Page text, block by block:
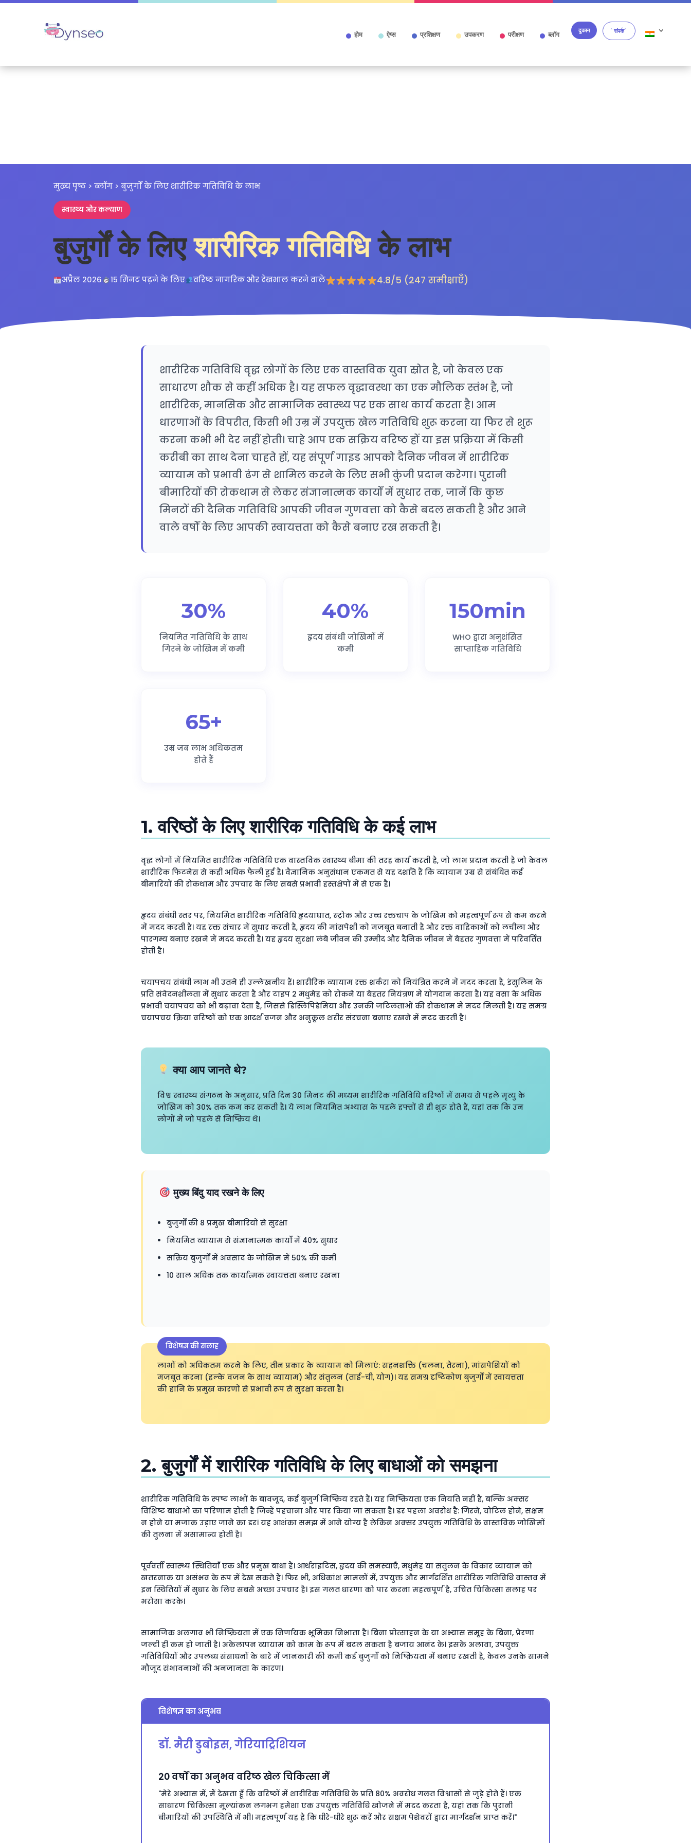
होम ऐप्स प्रशिक्षण उपकरण परीक्षण ब्लॉग दुकान `संपर्क`
मुख्य पृष्ठ > ब्लॉग > बुजुर्गों के लिए शारीरिक गतिविधि के लाभ
स्वास्थ्य और कल्याण
बुजुर्गों के लिएशारीरिक गतिविधिके लाभ
अप्रैल 2026 15 मिनट पढ़ने के लिए वरिष्ठ नागरिक और देखभाल करने वाले 4.8/5 (247 समीक्षाएँ)
शारीरिक गतिविधि वृद्ध लोगों के लिए एक वास्तविक युवा स्रोत है, जो केवल एक
साधारण शौक से कहीं अधिक है। यह सफल वृद्धावस्था का एक मौलिक स्तंभ है, जो
शारीरिक, मानसिक और सामाजिक स्वास्थ्य पर एक साथ कार्य करता है। आम
धारणाओं के विपरीत, किसी भी उम्र में उपयुक्त खेल गतिविधि शुरू करना या फिर से शुरू
करना कभी भी देर नहीं होती। चाहे आप एक सक्रिय वरिष्ठ हों या इस प्रक्रिया में किसी
करीबी का साथ देना चाहते हों, यह संपूर्ण गाइड आपको दैनिक जीवन में शारीरिक
व्यायाम को प्रभावी ढंग से शामिल करने के लिए सभी कुंजी प्रदान करेगा। पुरानी
बीमारियों की रोकथाम से लेकर संज्ञानात्मक कार्यों में सुधार तक, जानें कि कुछ
मिनटों की दैनिक गतिविधि आपकी जीवन गुणवत्ता को कैसे बदल सकती है और आने
वाले वर्षों के लिए आपकी स्वायत्तता को कैसे बनाए रख सकती है।
30%
नियमित गतिविधि के साथ
गिरने के जोखिम में कमी
40%
हृदय संबंधी जोखिमों में
कमी
150min
WHO द्वारा अनुशंसित
साप्ताहिक गतिविधि
65+
उम्र जब लाभ अधिकतम
होते हैं
1. वरिष्ठों के लिए शारीरिक गतिविधि के कई लाभ
वृद्ध लोगों में नियमित शारीरिक गतिविधि एक वास्तविक स्वास्थ्य बीमा की तरह कार्य करती है, जो लाभ प्रदान करती है जो केवल
शारीरिक फिटनेस से कहीं अधिक फैली हुई है। वैज्ञानिक अनुसंधान एकमत से यह दर्शाते हैं कि व्यायाम उम्र से संबंधित कई
बीमारियों की रोकथाम और उपचार के लिए सबसे प्रभावी हस्तक्षेपों में से एक है।
हृदय संबंधी स्तर पर, नियमित शारीरिक गतिविधि हृदयाघात, स्ट्रोक और उच्च रक्तचाप के जोखिम को महत्वपूर्ण रूप से कम करने
में मदद करती है। यह रक्त संचार में सुधार करती है, हृदय की मांसपेशी को मजबूत बनाती है और रक्त वाहिकाओं को लचीला और
पारगम्य बनाए रखने में मदद करती है। यह हृदय सुरक्षा लंबे जीवन की उम्मीद और दैनिक जीवन में बेहतर गुणवत्ता में परिवर्तित
होती है।
चयापचय संबंधी लाभ भी उतने ही उल्लेखनीय हैं। शारीरिक व्यायाम रक्त शर्करा को नियंत्रित करने में मदद करता है, इंसुलिन के
प्रति संवेदनशीलता में सुधार करता है और टाइप 2 मधुमेह को रोकने या बेहतर नियंत्रण में योगदान करता है। यह वसा के अधिक
प्रभावी चयापचय को भी बढ़ावा देता है, जिससे डिस्लिपिडेमिया और उनकी जटिलताओं की रोकथाम में मदद मिलती है। यह समग्र
चयापचय क्रिया वरिष्ठों को एक आदर्श वजन और अनुकूल शरीर संरचना बनाए रखने में मदद करती है।
क्या आप जानते थे?
विश्व स्वास्थ्य संगठन के अनुसार, प्रति दिन 30 मिनट की मध्यम शारीरिक गतिविधि वरिष्ठों में समय से पहले मृत्यु के
जोखिम को 30% तक कम कर सकती है। ये लाभ नियमित अभ्यास के पहले हफ्तों से ही शुरू होते हैं, यहां तक कि उन
लोगों में जो पहले से निष्क्रिय थे।
मुख्य बिंदु याद रखने के लिए
बुजुर्गों की 8 प्रमुख बीमारियों से सुरक्षा
नियमित व्यायाम से संज्ञानात्मक कार्यों में 40% सुधार
सक्रिय बुजुर्गों में अवसाद के जोखिम में 50% की कमी
10 साल अधिक तक कार्यात्मक स्वायत्तता बनाए रखना
विशेषज्ञ की सलाह
लाभों को अधिकतम करने के लिए, तीन प्रकार के व्यायाम को मिलाएं: सहनशक्ति (चलना, तैरना), मांसपेशियों को
मजबूत करना (हल्के वजन के साथ व्यायाम) और संतुलन (ताई-ची, योग)। यह समग्र दृष्टिकोण बुजुर्गों में स्वायत्तता
की हानि के प्रमुख कारणों से प्रभावी रूप से सुरक्षा करता है।
2. बुजुर्गों में शारीरिक गतिविधि के लिए बाधाओं को समझना
शारीरिक गतिविधि के स्पष्ट लाभों के बावजूद, कई बुजुर्ग निष्क्रिय रहते हैं। यह निष्क्रियता एक नियति नहीं है, बल्कि अक्सर
विशिष्ट बाधाओं का परिणाम होती है जिन्हें पहचाना और पार किया जा सकता है। डर पहला अवरोध है: गिरने, चोटिल होने, सक्षम
न होने या मजाक उड़ाए जाने का डर। यह आशंका समझ में आने योग्य है लेकिन अक्सर उपयुक्त गतिविधि के वास्तविक जोखिमों
की तुलना में असामान्य होती है।
पूर्ववर्ती स्वास्थ्य स्थितियाँ एक और प्रमुख बाधा हैं। आर्थराइटिस, हृदय की समस्याएँ, मधुमेह या संतुलन के विकार व्यायाम को
खतरनाक या असंभव के रूप में देख सकते हैं। फिर भी, अधिकांश मामलों में, उपयुक्त और मार्गदर्शित शारीरिक गतिविधि वास्तव में
इन स्थितियों में सुधार के लिए सबसे अच्छा उपचार है। इस गलत धारणा को पार करना महत्वपूर्ण है, उचित चिकित्सा सलाह पर
भरोसा करके।
सामाजिक अलगाव भी निष्क्रियता में एक निर्णायक भूमिका निभाता है। बिना प्रोत्साहन के या अभ्यास समूह के बिना, प्रेरणा
जल्दी ही कम हो जाती है। अकेलापन व्यायाम को काम के रूप में बदल सकता है बजाय आनंद के। इसके अलावा, उपयुक्त
गतिविधियों और उपलब्ध संसाधनों के बारे में जानकारी की कमी कई बुजुर्गों को निष्क्रियता में बनाए रखती है, केवल उनके सामने
मौजूद संभावनाओं की अनजानता के कारण।
विशेषज्ञ का अनुभव
डॉ. मैरी डुबोइस, गेरियाट्रिशियन
20 वर्षों का अनुभव वरिष्ठ खेल चिकित्सा में
"मेरे अभ्यास में, मैं देखता हूँ कि वरिष्ठों में शारीरिक गतिविधि के प्रति 80% अवरोध गलत विश्वासों से जुड़े होते हैं। एक
साधारण चिकित्सा मूल्यांकन लगभग हमेशा एक उपयुक्त गतिविधि खोजने में मदद करता है, यहां तक कि पुरानी
बीमारियों की उपस्थिति में भी। महत्वपूर्ण यह है कि धीरे-धीरे शुरू करें और सक्षम पेशेवरों द्वारा मार्गदर्शन प्राप्त करें।"